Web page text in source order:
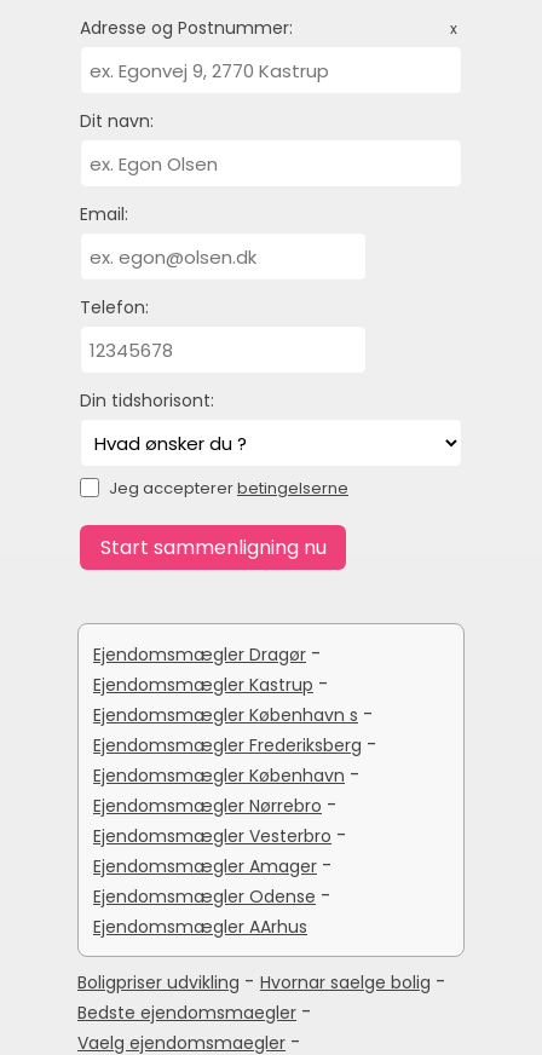
Adresse og Postnummer: x
Dit navn:
Email:
Telefon:
Din tidshorisont:
Jeg acceptererbetingelserne
Ejendomsmægler Dragør -
Ejendomsmægler Kastrup -
Ejendomsmægler København s -
Ejendomsmægler Frederiksberg -
Ejendomsmægler København -
Ejendomsmægler Nørrebro -
Ejendomsmægler Vesterbro -
Ejendomsmægler Amager -
Ejendomsmægler Odense -
Ejendomsmægler AArhus
Boligpriser udvikling - Hvornar saelge bolig -
Bedste ejendomsmaegler -
Vaelg ejendomsmaegler -